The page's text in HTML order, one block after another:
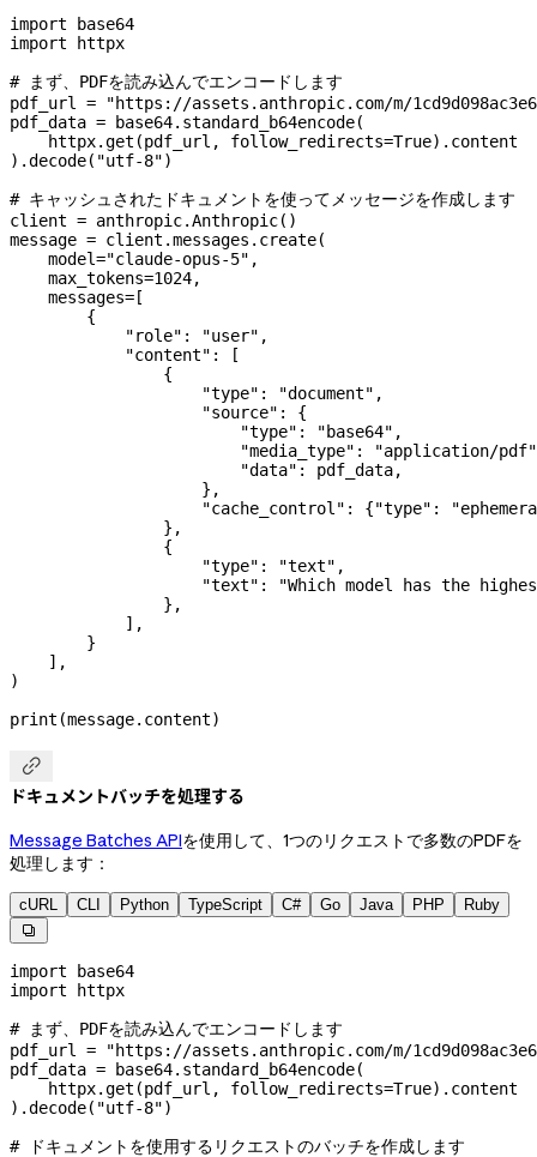
import base64
import httpx
# まず、PDFを読み込んでエンコードします
pdf_url = "https://assets.anthropic.com/m/
pdf_data = base64.standard_b64encode(
    httpx.get(pdf_url,
follow_redirects=True).content
).decode( "utf-8")
# キャッシュされたドキュメントを使ってメッセージを作成します
client = anthropic.Anthropic()
message = client.messages.create(
    model
="claude-opus-5" ,
    max_tokens
=1024,
    messages
= [
        {
            "role"
: "user" ,
            "content"
: [
                {
                    "type"
: "document" ,
                    "source"
: {
                        "type"
: "base64" ,
                        "media_type"
:
"application/pdf"
                        "data"
: pdf_data,
                    },
                    "cache_control"
: {"type" :
                },
                {
                    "type"
: "text" ,
                    "text"
:
"Which model has the
                },
            ],
        }
    ],
)
print (message.content)

ドキュメントバッチを処理する
Message Batches APIを使用して、1つのリクエストで多数のPDFを
処理します：
cURL CLI Python TypeScript C# Go Java PHP Ruby

import base64
import httpx
# まず、PDFを読み込んでエンコードします
pdf_url = "https://assets.anthropic.com/m/
pdf_data = base64.standard_b64encode(
    httpx.get(pdf_url,
follow_redirects=True).content
).decode( "utf-8")
# ドキュメントを使用するリクエストのバッチを作成します